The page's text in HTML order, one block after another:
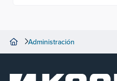
Administración